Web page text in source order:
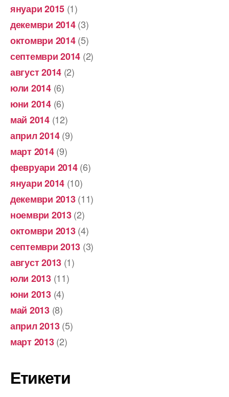
януари 2015 (1)
декември 2014(3)
октомври 2014(5)
септември 2014 (2)
август 2014 (2)
юли 2014(6)
юни 2014(6)
май 2014(12)
април 2014(9)
март 2014(9)
февруари 2014(6)
януари 2014 (10)
декември 2013(11)
ноември 2013(2)
октомври 2013(4)
септември 2013 (3)
август 2013 (1)
юли 2013(11)
юни 2013(4)
май 2013(8)
април 2013(5)
март 2013(2)
Етикети